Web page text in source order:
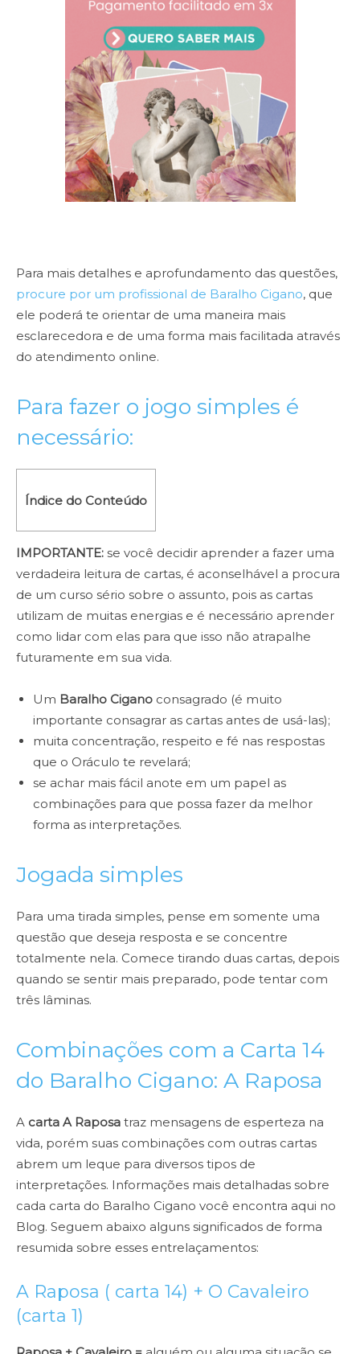
Para mais detalhes e aprofundamento das questões,
procure por um profissional de Baralho Cigano, que
ele poderá te orientar de uma maneira mais
esclarecedora e de uma forma mais facilitada através
do atendimento online.
Para fazer o jogo simples é
necessário:
Índice do Conteúdo
IMPORTANTE: se você decidir aprender a fazer uma
verdadeira leitura de cartas, é aconselhável a procura
de um curso sério sobre o assunto, pois as cartas
utilizam de muitas energias e é necessário aprender
como lidar com elas para que isso não atrapalhe
futuramente em sua vida.
Um Baralho Cigano consagrado (é muito
importante consagrar as cartas antes de usá-las);
muita concentração, respeito e fé nas respostas
que o Oráculo te revelará;
se achar mais fácil anote em um papel as
combinações para que possa fazer da melhor
forma as interpretações.
Jogada simples
Para uma tirada simples, pense em somente uma
questão que deseja resposta e se concentre
totalmente nela. Comece tirando duas cartas, depois
quando se sentir mais preparado, pode tentar com
três lâminas.
Combinações com a Carta 14
do Baralho Cigano: A Raposa
A carta A Raposa traz mensagens de esperteza na
vida, porém suas combinações com outras cartas
abrem um leque para diversos tipos de
interpretações. Informações mais detalhadas sobre
cada carta do Baralho Cigano você encontra aqui no
Blog. Seguem abaixo alguns significados de forma
resumida sobre esses entrelaçamentos:
A Raposa ( carta 14) + O Cavaleiro
(carta 1)